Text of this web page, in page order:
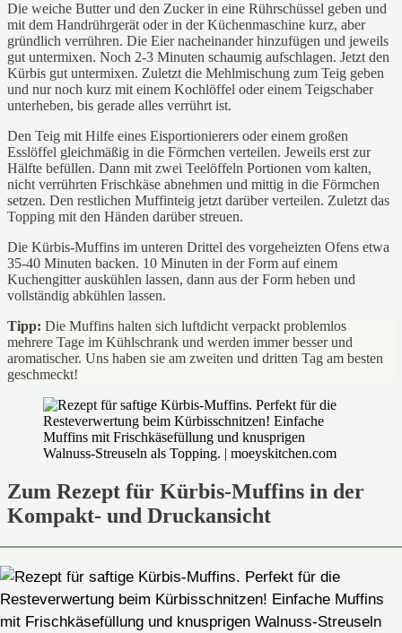
Die weiche Butter und den Zucker in eine Rührschüssel geben und
mit dem Handrührgerät oder in der Küchenmaschine kurz, aber
gründlich verrühren. Die Eier nacheinander hinzufügen und jeweils
gut untermixen. Noch 2-3 Minuten schaumig aufschlagen. Jetzt den
Kürbis gut untermixen. Zuletzt die Mehlmischung zum Teig geben
und nur noch kurz mit einem Kochlöffel oder einem Teigschaber
unterheben, bis gerade alles verrührt ist.
Den Teig mit Hilfe eines Eisportionierers oder einem großen
Esslöffel gleichmäßig in die Förmchen verteilen. Jeweils erst zur
Hälfte befüllen. Dann mit zwei Teelöffeln Portionen vom kalten,
nicht verrührten Frischkäse abnehmen und mittig in die Förmchen
setzen. Den restlichen Muffinteig jetzt darüber verteilen. Zuletzt das
Topping mit den Händen darüber streuen.
Die Kürbis-Muffins im unteren Drittel des vorgeheizten Ofens etwa
35-40 Minuten backen. 10 Minuten in der Form auf einem
Kuchengitter auskühlen lassen, dann aus der Form heben und
vollständig abkühlen lassen.
Tipp: Die Muffins halten sich luftdicht verpackt problemlos
mehrere Tage im Kühlschrank und werden immer besser und
aromatischer. Uns haben sie am zweiten und dritten Tag am besten
geschmeckt!
Zum Rezept für Kürbis-Muffins in der
Kompakt- und Druckansicht